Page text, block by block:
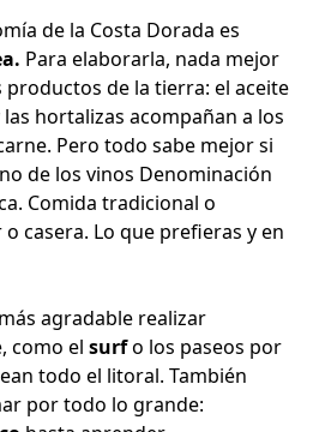
de la Costa Dorada es
Para elaborarla, nada mejor
de la tierra: el aceite
hortalizas acompañan a los
Pero todo sabe mejor si
de los vinos Denominación
Comida tradicional o
casera. Lo que prefieras y en
agradable realizar
como el surfo los paseos por
todo el litoral. También
por todo lo grande: